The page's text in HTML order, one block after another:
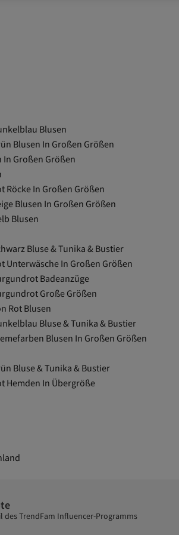
Blusen
Blusen In Großen Größen
In Großen Größen
Röcke In Großen Größen
Blusen In Großen Größen
Blusen
Bluse & Tunika & Bustier
Unterwäsche In Großen Größen
Badeanzüge
Große Größen
Rot Blusen
Bluse & Tunika & Bustier
Blusen In Großen Größen
Bluse & Tunika & Bustier
Hemden In Übergröße
des TrendFam Influencer-Programms